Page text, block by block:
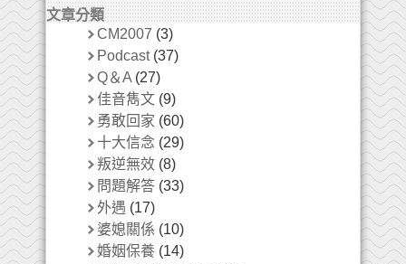
文章分類
CM2007 (3)
Podcast(37)
Q＆A (27)
佳音雋文 (9)
勇敢回家 (60)
十大信念 (29)
叛逆無效 (8)
問題解答 (33)
外遇 (17)
婆媳關係 (10)
婚姻保養 (14)